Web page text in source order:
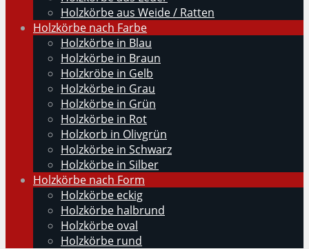
Holzkörbe aus Weide / Ratten
Holzkörbe nach Farbe
Holzkörbe in Blau
Holzkörbe in Braun
Holzkröbe in Gelb
Holzkörbe in Grau
Holzkörbe in Grün
Holzkörbe in Rot
Holzkorb in Olivgrün
Holzkörbe in Schwarz
Holzkörbe in Silber
Holzkörbe nach Form
Holzkörbe eckig
Holzkörbe halbrund
Holzkörbe oval
Holzkörbe rund